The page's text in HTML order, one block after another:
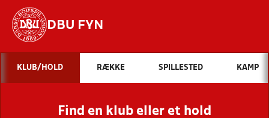
DBU FYN
Hvad vil du søge efter?
INDHOLD OG NYHEDER
STILLINGER, RESULTATER, KLUBBER OG
KLUB/HOLD RÆKKE SPILLESTED KAMP
Find en klub eller et hold